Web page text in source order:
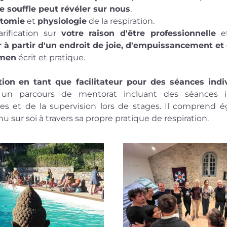
souffle peut révéler sur nous.
et physiologie de la respiration.
sur votre raison d'être professionnelle
à partir d'un endroit de joie, d'empuissancement
écrit et pratique.
en tant que facilitateur pour des séances
parcours de mentorat incluant des séances
et de la supervision lors de stages. Il comprend
sur soi à travers sa propre pratique de respiration.